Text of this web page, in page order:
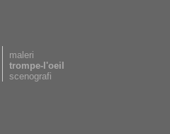
maleri
trompe-l'oeil
scenografi